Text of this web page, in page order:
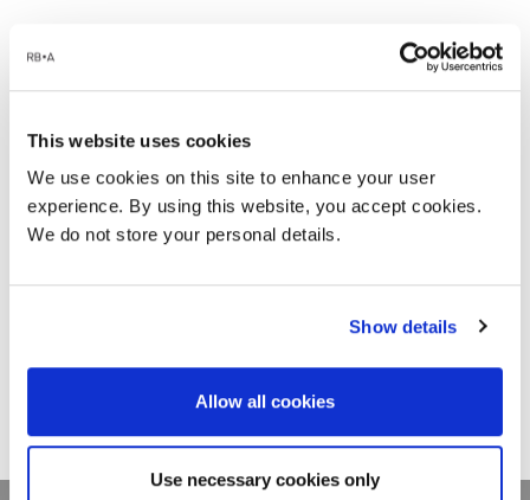
This website uses cookies
We use cookies on this site to enhance your user
experience. By using this website, you accept cookies.
We do not store your personal details.
Show details
Allow all cookies
Use necessary cookies only